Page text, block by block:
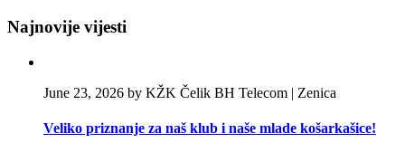
Najnovije vijesti
June 23, 2026 by KŽK Čelik BH Telecom | Zenica
Veliko priznanje za naš klub i naše mlade košarkašice!